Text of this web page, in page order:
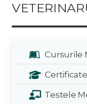
Cursurile
Testele